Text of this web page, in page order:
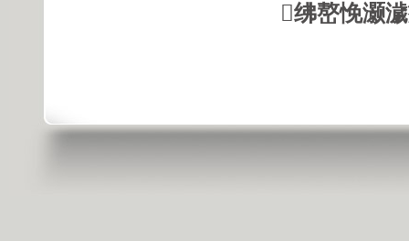
绋嶅悗灏